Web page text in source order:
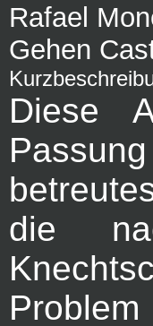
Rafael
Gehen
Diese
die